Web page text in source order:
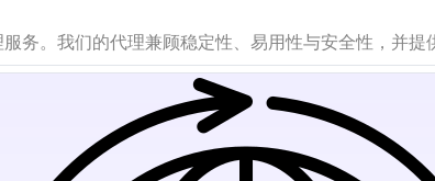
务。我们的代理兼顾稳定性、易用性与安全性，并提